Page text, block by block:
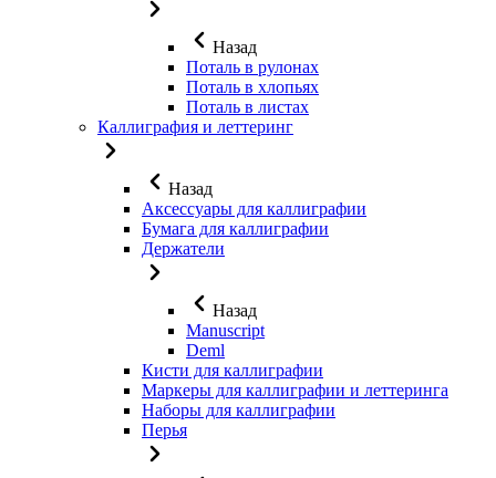
Назад
Поталь в рулонах
Поталь в хлопьях
Поталь в листах
Каллиграфия и леттеринг
Назад
Аксессуары для каллиграфии
Бумага для каллиграфии
Держатели
Назад
Manuscript
Deml
Кисти для каллиграфии
Маркеры для каллиграфии и леттеринга
Наборы для каллиграфии
Перья